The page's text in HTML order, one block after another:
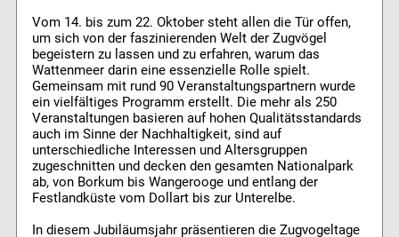
Vom 14. bis zum 22. Oktober steht allen die Tür offen,
um sich von der faszinierenden Welt der Zugvögel
begeistern zu lassen und zu erfahren, warum das
Wattenmeer darin eine essenzielle Rolle spielt.
Gemeinsam mit rund 90 Veranstaltungspartnern wurde
ein vielfältiges Programm erstellt. Die mehr als 250
Veranstaltungen basieren auf hohen Qualitätsstandards
auch im Sinne der Nachhaltigkeit, sind auf
unterschiedliche Interessen und Altersgruppen
zugeschnitten und decken den gesamten Nationalpark
ab, von Borkum bis Wangerooge und entlang der
Festlandküste vom Dollart bis zur Unterelbe.
In diesem Jubiläumsjahr präsentieren die Zugvogeltage